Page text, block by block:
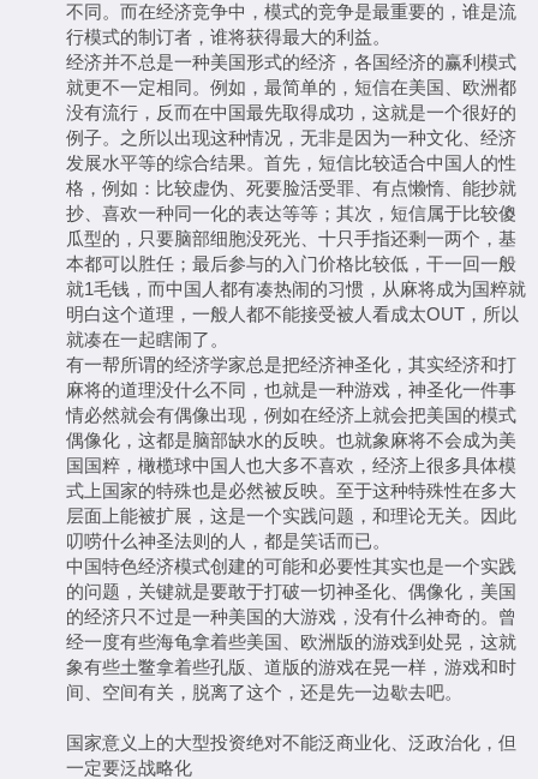
不同。而在经济竞争中，模式的竞争是最重要的，谁是流
行模式的制订者，谁将获得最大的利益。
经济并不总是一种美国形式的经济，各国经济的赢利模式
就更不一定相同。例如，最简单的，短信在美国、欧洲都
没有流行，反而在中国最先取得成功，这就是一个很好的
例子。之所以出现这种情况，无非是因为一种文化、经济
发展水平等的综合结果。首先，短信比较适合中国人的性
格，例如：比较虚伪、死要脸活受罪、有点懒惰、能抄就
抄、喜欢一种同一化的表达等等；其次，短信属于比较傻
瓜型的，只要脑部细胞没死光、十只手指还剩一两个，基
本都可以胜任；最后参与的入门价格比较低，干一回一般
就1毛钱，而中国人都有凑热闹的习惯，从麻将成为国粹就
明白这个道理，一般人都不能接受被人看成太OUT，所以
就凑在一起瞎闹了。
有一帮所谓的经济学家总是把经济神圣化，其实经济和打
麻将的道理没什么不同，也就是一种游戏，神圣化一件事
情必然就会有偶像出现，例如在经济上就会把美国的模式
偶像化，这都是脑部缺水的反映。也就象麻将不会成为美
国国粹，橄榄球中国人也大多不喜欢，经济上很多具体模
式上国家的特殊也是必然被反映。至于这种特殊性在多大
层面上能被扩展，这是一个实践问题，和理论无关。因此
叨唠什么神圣法则的人，都是笑话而已。
中国特色经济模式创建的可能和必要性其实也是一个实践
的问题，关键就是要敢于打破一切神圣化、偶像化，美国
的经济只不过是一种美国的大游戏，没有什么神奇的。曾
经一度有些海龟拿着些美国、欧洲版的游戏到处晃，这就
象有些土鳖拿着些孔版、道版的游戏在晃一样，游戏和时
间、空间有关，脱离了这个，还是先一边歇去吧。
国家意义上的大型投资绝对不能泛商业化、泛政治化，但
一定要泛战略化